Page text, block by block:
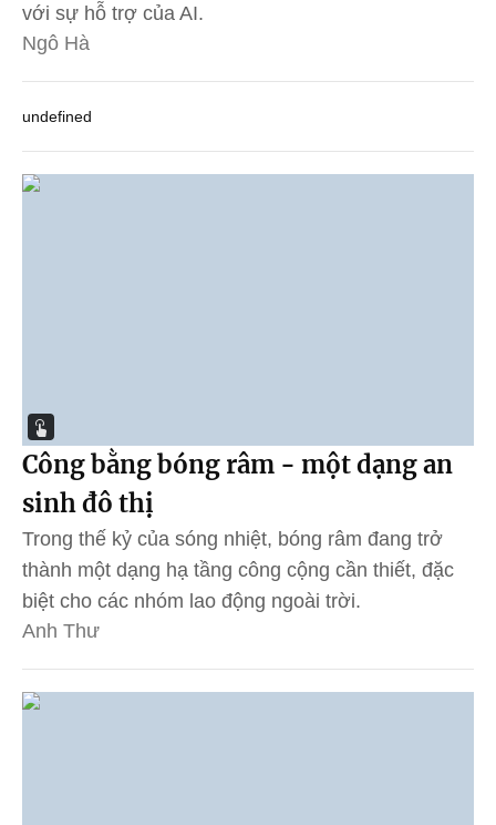
với sự hỗ trợ của AI.
Ngô Hà
undefined
Công bằng bóng râm - một dạng an
sinh đô thị
Trong thế kỷ của sóng nhiệt, bóng râm đang trở
thành một dạng hạ tầng công cộng cần thiết, đặc
biệt cho các nhóm lao động ngoài trời.
Anh Thư